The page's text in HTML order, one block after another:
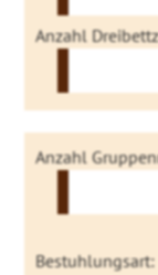
Anzahl
Anzahl
Bestuhlungsart: